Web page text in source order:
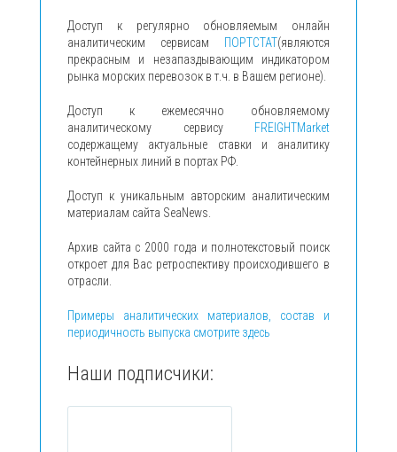
Доступ к регулярно обновляемым онлайн
аналитическим сервисам ПОРТСТАТ(являются
прекрасным и незапаздывающим индикатором
рынка морских перевозок в т.ч. в Вашем регионе).
Доступ к ежемесячно обновляемому
аналитическому сервису FREIGHTMarket
содержащему актуальные ставки и аналитику
контейнерных линий в портах РФ.
Доступ к уникальным авторским аналитическим
материалам сайта SeaNews.
Архив сайта с 2000 года и полнотекстовый поиск
откроет для Вас ретроспективу происходившего в
отрасли.
Примеры аналитических материалов, состав и
периодичность выпуска смотрите здесь
Наши подписчики: